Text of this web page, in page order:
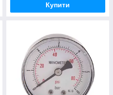
Купити